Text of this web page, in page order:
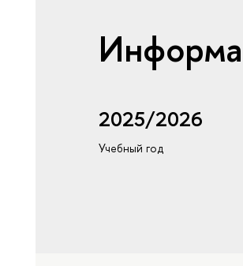
2025/2026
Учебный год